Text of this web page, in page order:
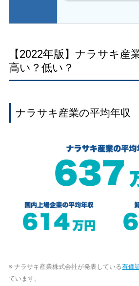
【2022年版】ナラサキ産
高い？低い？
ナラサキ産業の平均年収
※ ナラサキ産業株式会社が発表している有価
ています。